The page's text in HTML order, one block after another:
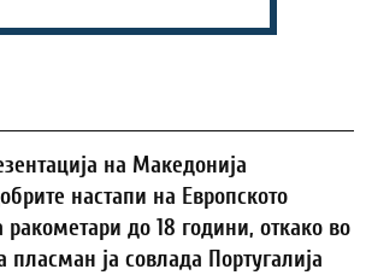
на Македонија
настапи на Европското
ракометари до 18 години, откако во
пласман ја совлада Португалија